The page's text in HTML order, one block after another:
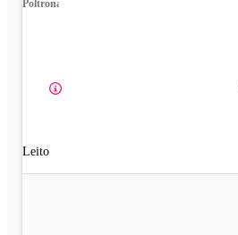
Poltrona
Leito